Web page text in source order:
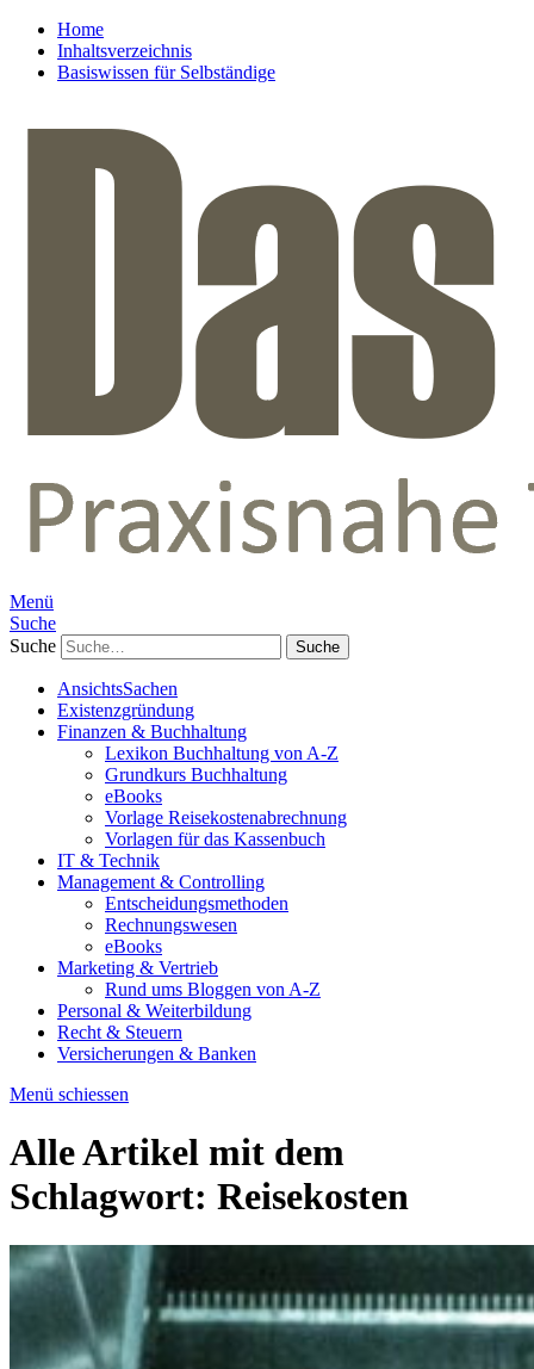
Home
Inhaltsverzeichnis
Basiswissen für Selbständige
Menü
Suche
Suche
AnsichtsSachen
Existenzgründung
Finanzen & Buchhaltung
Lexikon Buchhaltung von A-Z
Grundkurs Buchhaltung
eBooks
Vorlage Reisekostenabrechnung
Vorlagen für das Kassenbuch
IT & Technik
Management & Controlling
Entscheidungsmethoden
Rechnungswesen
eBooks
Marketing & Vertrieb
Rund ums Bloggen von A-Z
Personal & Weiterbildung
Recht & Steuern
Versicherungen & Banken
Menü schiessen
Alle Artikel mit dem
Schlagwort: Reisekosten